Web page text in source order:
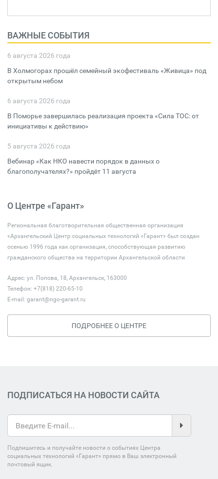
ВАЖНЫЕ СОБЫТИЯ
6 августа 2026 года
В Холмогорах прошёл семейный экофестиваль «Живица» под
открытым небом
6 августа 2026 года
В Поморье завершилась реализация проекта «Сила ТОС: от
инициативы к действию»
5 августа 2026 года
Вебинар «Как НКО навести порядок в данных о
благополучателях?» пройдёт 11 августа
О Центре «Гарант»
Региональная благотворительная общественная организация
«Архангельский Центр социальных технологий «Гарант» был создан
осенью 1996 года как организация, способствующая развитию
гражданского общества на территории Архангельской области
Адрес: ул. Попова, 18, Архангельск, 163000
Телефон: +7(818) 220-65-10
E-mail: garant@ngo-garant.ru
ПОДРОБНЕЕ О ЦЕНТРЕ
ПОДПИСАТЬСЯ НА НОВОСТИ САЙТА
Подпишитесь и получайте новости о событиях Центра
социальных технологий «Гарант» прямо в Ваш электронный
почтовый ящик.